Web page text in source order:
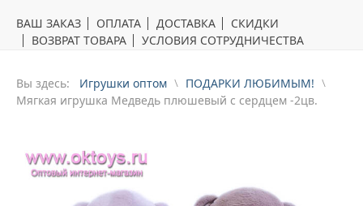
ВАШ ЗАКАЗ ОПЛАТА ДОСТАВКА
СКИДКИ
ВОЗВРАТ ТОВАРА
УСЛОВИЯ СОТРУДНИЧЕСТВА
Вы здесь: Игрушки оптом
ПОДАРКИ ЛЮБИМЫМ!
Mягкая игрушка Медведь плюшевый с сердцем -2цв.